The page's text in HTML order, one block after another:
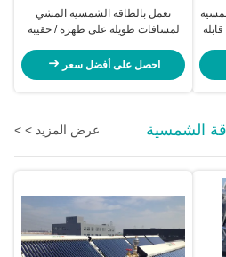
تعمل بالطاقة الشمسية المشي
لمسافات طويلة على ظهره / حقيبة
احصل على أفضل سعر
الشمسية عرض المزيد > >